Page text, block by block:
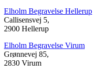
Elholm Begravelse Hellerup
Callisensvej 5,
2900 Hellerup
Elholm Begravelse Virum
Grønnevej 85,
2830 Virum